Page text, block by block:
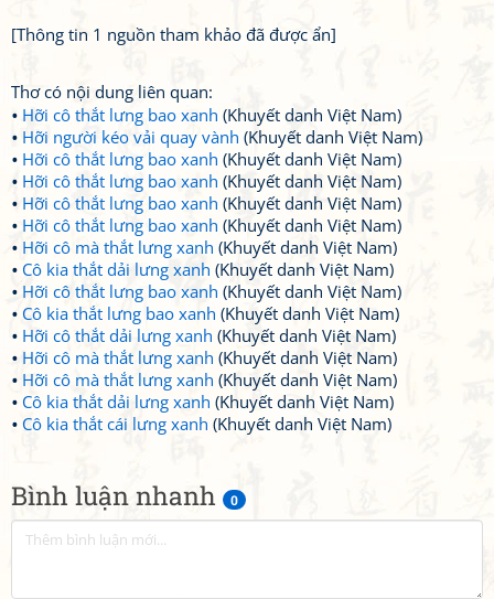
Bình luận nhanh 0
[Thông tin 1 nguồn tham khảo đã được ẩn]
Thơ có nội dung liên quan:
Hỡi cô thắt lưng bao xanh (Khuyết danh Việt Nam)
Hỡi người kéo vải quay vành (Khuyết danh Việt Nam)
Hỡi cô thắt lưng bao xanh (Khuyết danh Việt Nam)
Hỡi cô thắt lưng bao xanh (Khuyết danh Việt Nam)
Hỡi cô thắt lưng bao xanh (Khuyết danh Việt Nam)
Hỡi cô thắt lưng bao xanh (Khuyết danh Việt Nam)
Hỡi cô mà thắt lưng xanh (Khuyết danh Việt Nam)
Cô kia thắt dải lưng xanh (Khuyết danh Việt Nam)
Hỡi cô thắt lưng bao xanh (Khuyết danh Việt Nam)
Cô kia thắt lưng bao xanh (Khuyết danh Việt Nam)
Hỡi cô thắt dải lưng xanh (Khuyết danh Việt Nam)
Hỡi cô mà thắt lưng xanh (Khuyết danh Việt Nam)
Hỡi cô mà thắt lưng xanh (Khuyết danh Việt Nam)
Cô kia thắt dải lưng xanh (Khuyết danh Việt Nam)
Cô kia thắt cái lưng xanh (Khuyết danh Việt Nam)